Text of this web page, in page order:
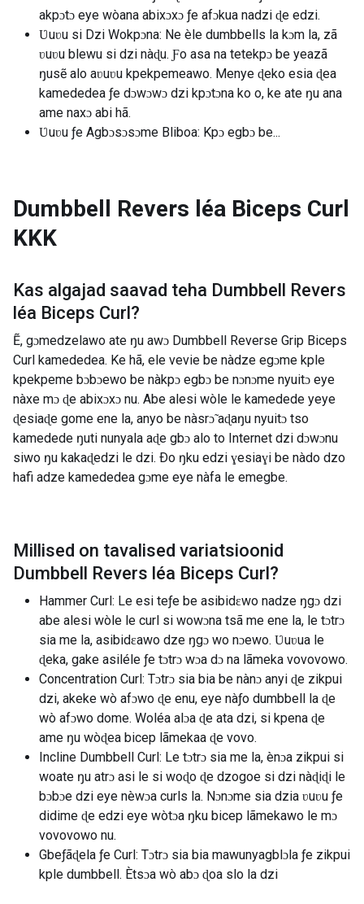
akpɔtɔ eye wòana abixɔxɔ ƒe afɔkua nadzi ɖe edzi.
Ʋuʋu si Dzi Wokpɔna: Ne èle dumbbells la kɔm la, zã
ʋuʋu blewu si dzi nàɖu. Ƒo asa na tetekpɔ be yeazã
ŋusẽ alo aʋuʋu kpekpemeawo. Menye ɖeko esia ɖea
kamededea ƒe dɔwɔwɔ dzi kpɔtɔna ko o, ke ate ŋu ana
ame naxɔ abi hã.
Ʋuʋu ƒe Agbɔsɔsɔme Bliboa: Kpɔ egbɔ be...
Dumbbell Revers léa Biceps Curl
KKK
Kas algajad saavad teha Dumbbell Revers
léa Biceps Curl?
Ẽ, gɔmedzelawo ate ŋu awɔ Dumbbell Reverse Grip Biceps
Curl kamededea. Ke hã, ele vevie be nàdze egɔme kple
kpekpeme bɔbɔewo be nàkpɔ egbɔ be nɔnɔme nyuitɔ eye
nàxe mɔ ɖe abixɔxɔ nu. Abe alesi wòle le kamedede yeye
ɖesiaɖe gome ene la, anyo be nàsrɔ̃ aɖaŋu nyuitɔ tso
kamedede ŋuti nunyala aɖe gbɔ alo to Internet dzi dɔwɔnu
siwo ŋu kakaɖedzi le dzi. Ðo ŋku edzi ɣesiaɣi be nàdo dzo
hafi adze kamededea gɔme eye nàfa le emegbe.
Millised on tavalised variatsioonid
Dumbbell Revers léa Biceps Curl?
Hammer Curl: Le esi teƒe be asibidɛwo nadze ŋgɔ dzi
abe alesi wòle le curl si wowɔna tsã me ene la, le tɔtrɔ
sia me la, asibidɛawo dze ŋgɔ wo nɔewo. Ʋuʋua le
ɖeka, gake asiléle ƒe tɔtrɔ wɔa dɔ na lãmeka vovovowo.
Concentration Curl: Tɔtrɔ sia bia be nànɔ anyi ɖe zikpui
dzi, akeke wò afɔwo ɖe enu, eye nàƒo dumbbell la ɖe
wò afɔwo dome. Woléa alɔa ɖe ata dzi, si kpena ɖe
ame ŋu wòɖea bicep lãmekaa ɖe vovo.
Incline Dumbbell Curl: Le tɔtrɔ sia me la, ènɔa zikpui si
woate ŋu atrɔ asi le si woɖo ɖe dzogoe si dzi nàɖiɖi le
bɔbɔe dzi eye nèwɔa curls la. Nɔnɔme sia dzia ʋuʋu ƒe
didime ɖe edzi eye wòtɔa ŋku bicep lãmekawo le mɔ
vovovowo nu.
Gbeƒãɖela ƒe Curl: Tɔtrɔ sia bia mawunyagblɔla ƒe zikpui
kple dumbbell. Ètsɔa wò abɔ ɖoa ​​slo la dzi